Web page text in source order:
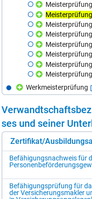
Werkmeisterprüfung
ses und sei­ner
Zertifikat/
Befähigungsnachweis für
Befähigungsprüfung für
der Versicherungsmakler